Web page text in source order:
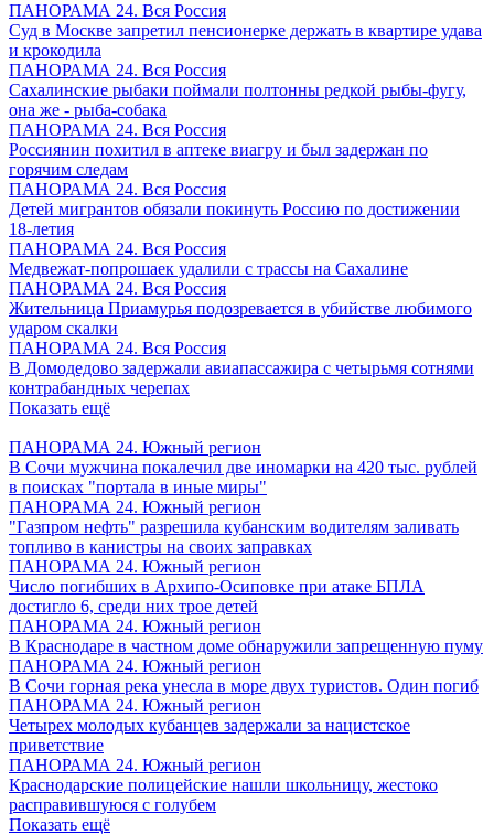
ПАНОРАМА 24. Вся Россия
Суд в Москве запретил пенсионерке держать в квартире удава
и крокодила
ПАНОРАМА 24. Вся Россия
Сахалинские рыбаки поймали полтонны редкой рыбы-фугу,
она же - рыба-собака
ПАНОРАМА 24. Вся Россия
Россиянин похитил в аптеке виагру и был задержан по
горячим следам
ПАНОРАМА 24. Вся Россия
Детей мигрантов обязали покинуть Россию по достижении
18-летия
ПАНОРАМА 24. Вся Россия
Медвежат-попрошаек удалили с трассы на Сахалине
ПАНОРАМА 24. Вся Россия
Жительница Приамурья подозревается в убийстве любимого
ударом скалки
ПАНОРАМА 24. Вся Россия
В Домодедово задержали авиапассажира с четырьмя сотнями
контрабандных черепах
Показать ещё
ПАНОРАМА 24. Южный регион
В Сочи мужчина покалечил две иномарки на 420 тыс. рублей
в поисках "портала в иные миры"
ПАНОРАМА 24. Южный регион
"Газпром нефть" разрешила кубанским водителям заливать
топливо в канистры на своих заправках
ПАНОРАМА 24. Южный регион
Число погибших в Архипо-Осиповке при атаке БПЛА
достигло 6, среди них трое детей
ПАНОРАМА 24. Южный регион
В Краснодаре в частном доме обнаружили запрещенную пуму
ПАНОРАМА 24. Южный регион
В Сочи горная река унесла в море двух туристов. Один погиб
ПАНОРАМА 24. Южный регион
Четырех молодых кубанцев задержали за нацистское
приветствие
ПАНОРАМА 24. Южный регион
Краснодарские полицейские нашли школьницу, жестоко
расправившуюся с голубем
Показать ещё